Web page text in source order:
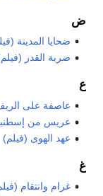
ض
ضحايا المدينة
ضربة القدر
ع
عاصفة على
عريس من
عهد الهوى (فيلم)
غ
غرام وانتقام